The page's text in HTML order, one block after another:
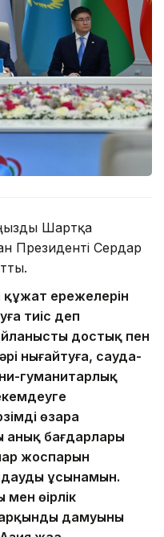
Шартқа
Президенті Сердар
құжат ережелерін
тиіс деп
достық пен
нығайтуға, сауда-
гуманитарлық
өзара
анық бағдарлары
жоспарын
ұсынамын.
өңірлік
дамуының